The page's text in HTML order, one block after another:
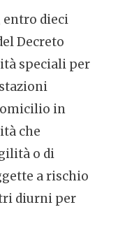
entro dieci
Decreto
speciali per
in
che
o di
a rischio
diurni per